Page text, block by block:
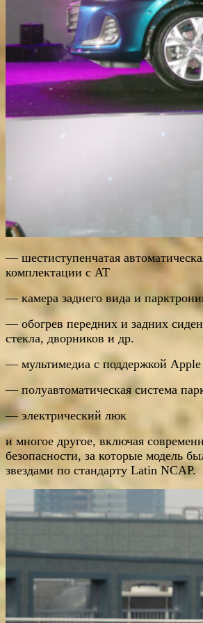
— шестиступенчатая
комплектации с АТ
— камера заднего вида и
— обогрев передних и задних
стекла, дворников и др.
— мультимедиа с поддержкой
— полуавтоматическая система
— электрический люк
и многое другое, включая
безопасности, за которые модель
звездами по стандарту Latin NCAP.